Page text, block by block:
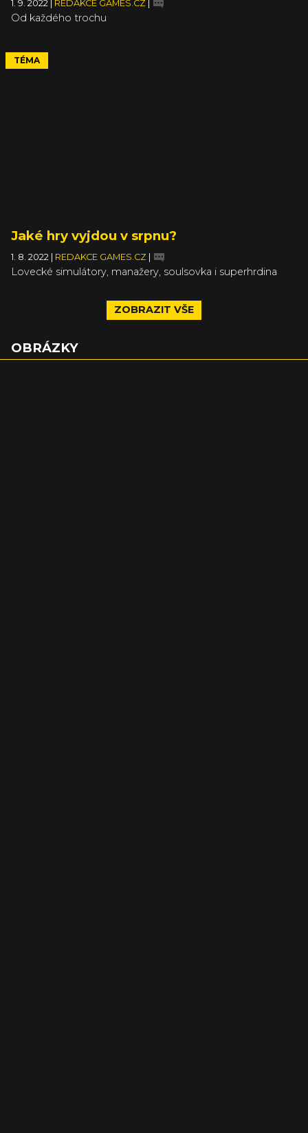
1. 9. 2022 REDAKCE GAMES.CZ
Od každého trochu
TÉMA
Jaké hry vyjdou v srpnu?
1. 8. 2022 REDAKCE GAMES.CZ
Lovecké simulátory, manažery, soulsovka i superhrdina
ZOBRAZIT VŠE
OBRÁZKY